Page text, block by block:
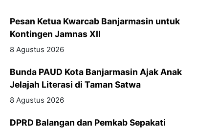
Pesan Ketua Kwarcab Banjarmasin untuk
Kontingen Jamnas XII
8 Agustus 2026
Bunda PAUD Kota Banjarmasin Ajak Anak
Jelajah Literasi di Taman Satwa
8 Agustus 2026
DPRD Balangan dan Pemkab Sepakati